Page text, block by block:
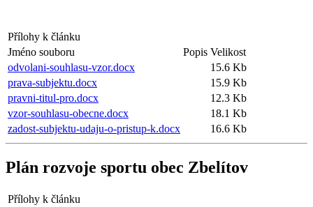
Přílohy k článku
Jméno souboru
Popis Velikost
odvolani-souhlasu-vzor.docx
15.6 Kb
prava-subjektu.docx
15.9 Kb
pravni-titul-pro.docx
12.3 Kb
vzor-souhlasu-obecne.docx
18.1 Kb
zadost-subjektu-udaju-o-pristup-k.docx
16.6 Kb
Plán rozvoje sportu obec Zbelítov
Přílohy k článku